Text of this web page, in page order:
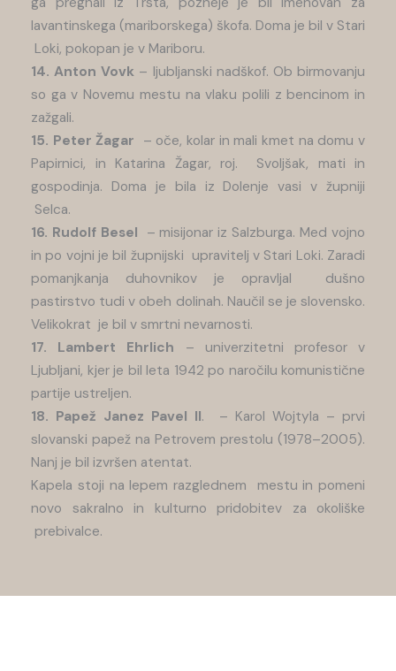
lavantinskega (mariborskega) škofa. Doma je bil v Stari
Loki, pokopan je v Mariboru.
14. Anton Vovk – ljubljanski nadškof. Ob birmovanju
so ga v Novemu mestu na vlaku polili z bencinom in
zažgali.
15. Peter Žagar – oče, kolar in mali kmet na domu v
Papirnici, in Katarina Žagar, roj. Svoljšak, mati in
gospodinja. Doma je bila iz Dolenje vasi v župniji
Selca.
16. Rudolf Besel – misijonar iz Salzburga. Med vojno
in po vojni je bil župnijski upravitelj v Stari Loki. Zaradi
pomanjkanja duhovnikov je opravljal dušno
pastirstvo tudi v obeh dolinah. NaučiI se je slovensko.
Velikokrat je bil v smrtni nevarnosti.
17. Lambert Ehrlich – univerzitetni profesor v
Ljubljani, kjer je bil leta 1942 po naročilu komunistične
partije ustreljen.
18. Papež Janez Pavel II. – Karol Wojtyla – prvi
slovanski papež na Petrovem prestolu (1978–2005).
Nanj je bil izvršen atentat.
Kapela stoji na lepem razglednem mestu in pomeni
novo sakralno in kulturno pridobitev za okoliške
prebivalce.